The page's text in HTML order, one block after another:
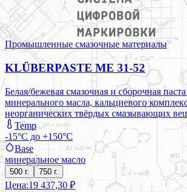
Промышленные смазочные материалы
KLÜBERPASTE ME 31-52
Белая/бежевая смазочная и сборочная
минерального масла, кальциевого
неорганических твёрдых смазывающих
Temp
-15°C до +150°C
Base
минеральное масло
500 г. 750 г.
Цена:19 437,30 ₽